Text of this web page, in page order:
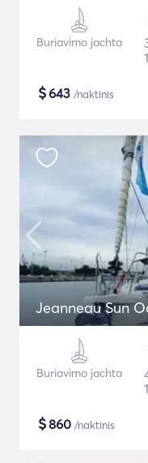
Buriavimo jachta
$643 /naktinis
Jeanneau Sun
Buriavimo jachta
$860 /naktinis